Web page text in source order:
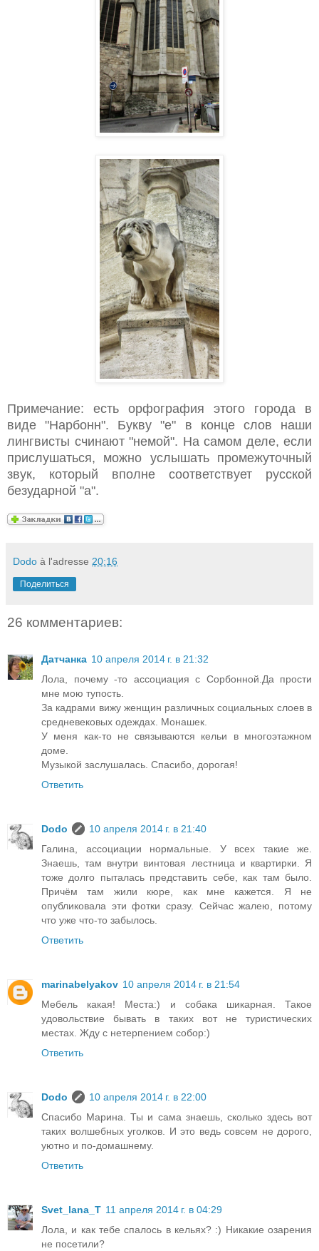
Примечание: есть орфография этого города в
виде "Нарбонн". Букву "е" в конце слов наши
лингвисты счинают "немой". На самом деле, если
прислушаться, можно услышать промежуточный
звук, который вполне соответствует русской
безударной "а".
Dodo à l'adresse 20:16
Поделиться
26 комментариев:
Датчанка 10 апреля 2014 г. в 21:32
Лола, почему -то ассоциация с Сорбонной.Да прости
мне мою тупость.
За кадрами вижу женщин различных социальных слоев в
средневековых одеждах. Монашек.
У меня как-то не связываются кельи в многоэтажном
доме.
Музыкой заслушалась. Спасибо, дорогая!
Ответить
Dodo
10 апреля 2014 г. в 21:40
Галина, ассоциации нормальные. У всех такие же.
Знаешь, там внутри винтовая лестница и квартирки. Я
тоже долго пыталась представить себе, как там было.
Причём там жили кюре, как мне кажется. Я не
опубликовала эти фотки сразу. Сейчас жалею, потому
что уже что-то забылось.
Ответить
marinabelyakov 10 апреля 2014 г. в 21:54
Мебель какая! Места:) и собака шикарная. Такое
удовольствие бывать в таких вот не туристических
местах. Жду с нетерпением собор:)
Ответить
Dodo
10 апреля 2014 г. в 22:00
Спасибо Марина. Ты и сама знаешь, сколько здесь вот
таких волшебных уголков. И это ведь совсем не дорого,
уютно и по-домашнему.
Ответить
Svet_lana_T 11 апреля 2014 г. в 04:29
Лола, и как тебе спалось в кельях? :) Никакие озарения
не посетили?